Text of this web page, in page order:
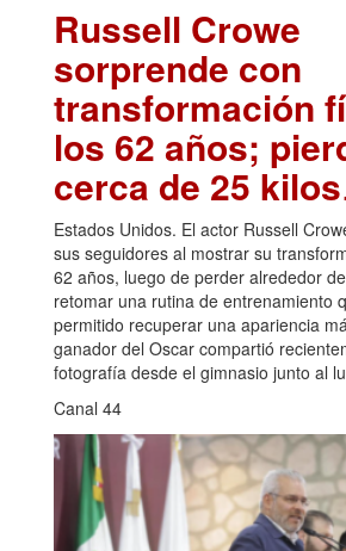
Russell Crowe
sorprende con
transformación
los 62 años;
cerca de 25 kilos
Estados Unidos. El actor Russell
sus seguidores al mostrar su
62 años, luego de perder alrededor
retomar una rutina de entrenamiento
permitido recuperar una apariencia
ganador del Oscar compartió
fotografía desde el gimnasio junto al lu
Canal 44